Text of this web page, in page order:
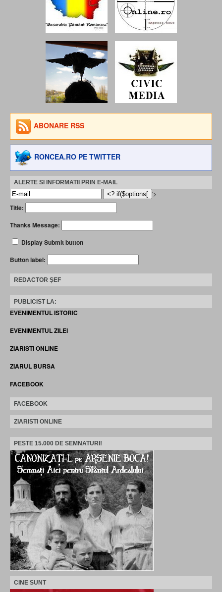
ABONARE RSS
RONCEA.RO PE TWITTER
ALERTE SI INFORMATII PRIN E-MAIL
'>
Title:
Thanks Message:
Display Submit button
Button label:
REDACTOR ȘEF
PUBLICIST LA:
EVENIMENTUL ISTORIC
EVENIMENTUL ZILEI
ZIARISTI ONLINE
ZIARUL BURSA
FACEBOOK
FACEBOOK
ZIARISTI ONLINE
PESTE 15.000 DE SEMNATURI!
CINE SUNT